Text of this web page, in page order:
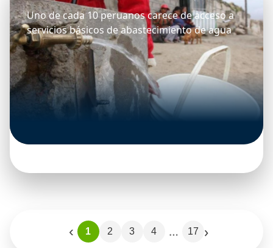
Uno de cada 10 peruanos carece de acceso a
servicios básicos de abastecimiento de agua
‹ 1 2 3 4 … 17 ›